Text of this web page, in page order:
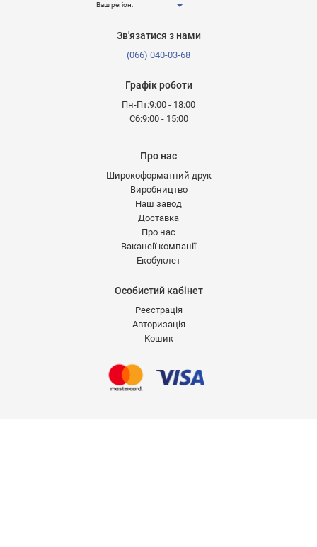
Ваш регіон:
Зв'язатися з нами
(066) 040-03-68
Графік роботи
Пн-Пт:9:00 - 18:00
Сб:9:00 - 15:00
Про нас
Широкоформатний друк
Виробництво
Наш завод
Доставка
Про нас
Вакансії компанії
Екобуклет
Особистий кабінет
Реєстрація
Авторизація
Кошик